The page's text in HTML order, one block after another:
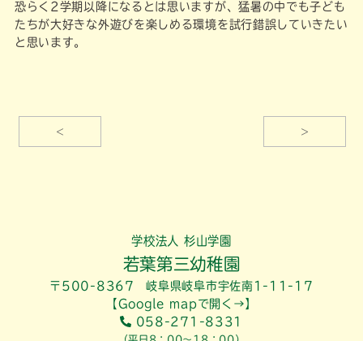
恐らく2学期以降になるとは思いますが、猛暑の中でも子ども
たちが大好きな外遊びを楽しめる環境を試行錯誤していきたい
と思います。
< >
学校法人 杉山学園
若葉第三幼稚園
〒500-8367 岐阜県岐阜市宇佐南1-11-17
【Google mapで開く→】
058-271-8331